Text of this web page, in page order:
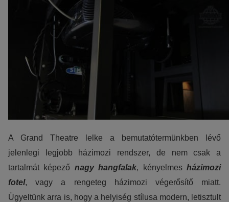
A Grand Theatre lelke a bemutatótermünkben lévő
jelenlegi legjobb házimozi rendszer, de nem csak a
tartalmát képező nagy hangfalak, kényelmesházimozi
fotel, vagy a rengeteg házimozi végerősítő miatt.
Ügyeltünk arra is, hogy a helyiség stílusa modern, letisztult